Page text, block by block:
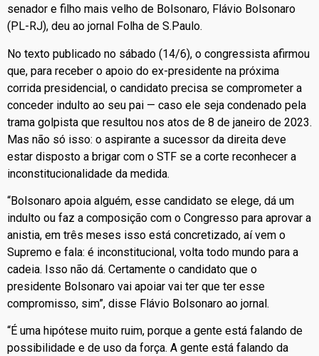
senador e filho mais velho de Bolsonaro, Flávio Bolsonaro
(PL-RJ), deu ao jornal Folha de S.Paulo.
No texto publicado no sábado (14/6), o congressista afirmou
que, para receber o apoio do ex-presidente na próxima
corrida presidencial, o candidato precisa se comprometer a
conceder indulto ao seu pai — caso ele seja condenado pela
trama golpista que resultou nos atos de 8 de janeiro de 2023.
Mas não só isso: o aspirante a sucessor da direita deve
estar disposto a brigar com o STF se a corte reconhecer a
inconstitucionalidade da medida.
“Bolsonaro apoia alguém, esse candidato se elege, dá um
indulto ou faz a composição com o Congresso para aprovar a
anistia, em três meses isso está concretizado, aí vem o
Supremo e fala: é inconstitucional, volta todo mundo para a
cadeia. Isso não dá. Certamente o candidato que o
presidente Bolsonaro vai apoiar vai ter que ter esse
compromisso, sim”, disse Flávio Bolsonaro ao jornal.
“É uma hipótese muito ruim, porque a gente está falando de
possibilidade e de uso da força. A gente está falando da